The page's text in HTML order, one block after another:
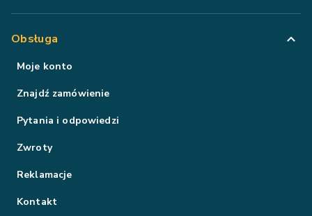
Obsługa
Moje konto
Znajdź zamówienie
Pytania i odpowiedzi
Zwroty
Reklamacje
Kontakt